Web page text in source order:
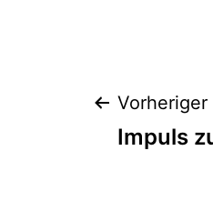
Vorheriger
Impuls